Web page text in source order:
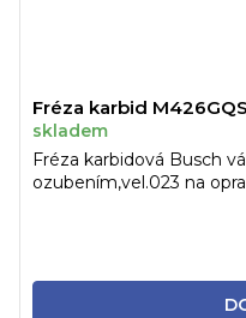
Fréza karbid
skladem
Fréza karbidová Busch
ozubením,vel.023 na